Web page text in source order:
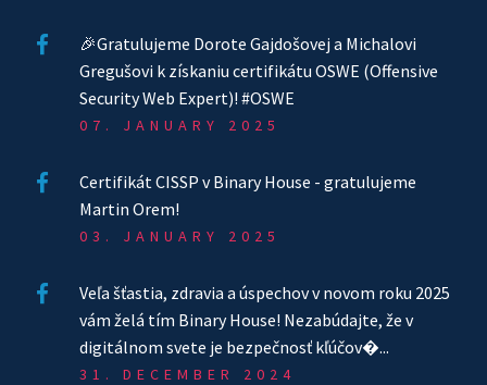
🎉Gratulujeme Dorote Gajdošovej a Michalovi
Gregušovi k získaniu certifikátu OSWE (Offensive
Security Web Expert)! #OSWE
07. JANUARY 2025
Certifikát CISSP v Binary House - gratulujeme
Martin Orem!
03. JANUARY 2025
Veľa šťastia, zdravia a úspechov v novom roku 2025
vám želá tím Binary House! Nezabúdajte, že v
digitálnom svete je bezpečnosť kľúčov�...
31. DECEMBER 2024